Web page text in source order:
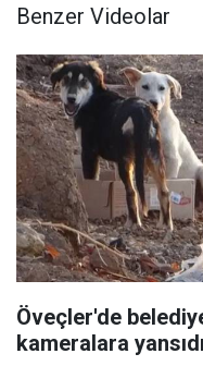
Benzer Videolar
Öveçler'de
kameralara yansıdı